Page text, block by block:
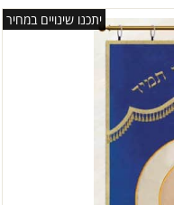
יתכנו שינויים במחיר